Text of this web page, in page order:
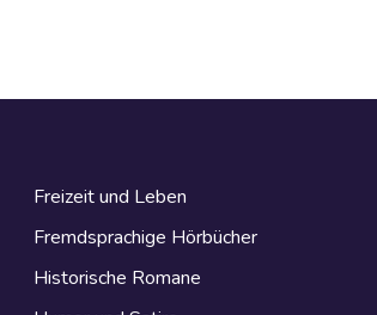
Freizeit und Leben
Fremdsprachige Hörbücher
Historische Romane